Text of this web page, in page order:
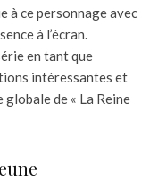
à ce personnage avec
à l’écran.
en tant que
intéressantes et
globale de « La Reine